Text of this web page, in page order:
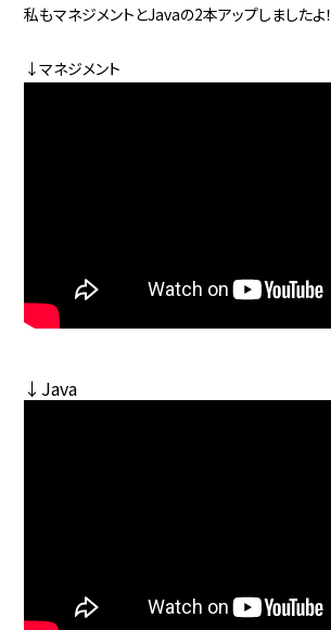
私もマネジメントとJavaの2本アップしましたよ！
↓マネジメント
↓Java